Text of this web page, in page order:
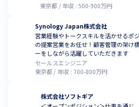
東京都
年収 :500-900万円
Synology Japan株式会社
営業経験やトークスキルを活かせるポ
の提案営業をお任せ！顧客管理の架け
ーをしながら活躍していただきます
セールスエンジニア
東京都
年収 : 700-800万円
株式会社ソフトギア